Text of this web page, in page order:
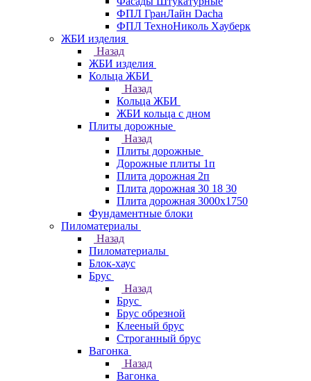
ФПЛ ГранЛайн Dacha
ФПЛ ТехноНиколь Хауберк
ЖБИ изделия
Назад
ЖБИ изделия
Кольца ЖБИ
Назад
Кольца ЖБИ
ЖБИ кольца с дном
Плиты дорожные
Назад
Плиты дорожные
Дорожные плиты 1п
Плита дорожная 2п
Плита дорожная 30 18 30
Плита дорожная 3000х1750
Фундаментные блоки
Пиломатериалы
Назад
Пиломатериалы
Блок-хаус
Брус
Назад
Брус
Брус обрезной
Клееный брус
Строганный брус
Вагонка
Назад
Вагонка